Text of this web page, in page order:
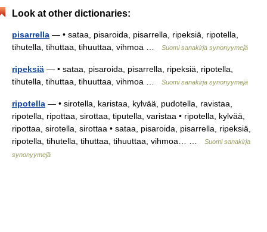
Look at other dictionaries:
pisarrella — • sataa, pisaroida, pisarrella, ripeksiä, ripotella,
tihutella, tihuttaa, tihuuttaa, vihmoa …
Suomi sanakirja synonyymejä
ripeksiä — • sataa, pisaroida, pisarrella, ripeksiä, ripotella,
tihutella, tihuttaa, tihuuttaa, vihmoa …
Suomi sanakirja synonyymejä
ripotella — • sirotella, karistaa, kylvää, pudotella, ravistaa,
ripotella, ripottaa, sirottaa, tiputella, varistaa • ripotella, kylvää,
ripottaa, sirotella, sirottaa • sataa, pisaroida, pisarrella, ripeksiä,
ripotella, tihutella, tihuttaa, tihuuttaa, vihmoa… …
Suomi sanakirja
synonyymejä